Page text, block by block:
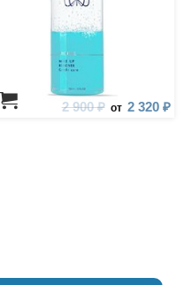
2 900 ₽ от 2 320 ₽